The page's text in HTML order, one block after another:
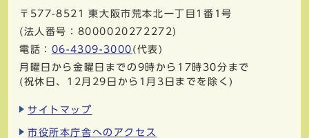
〒577-8521
東大阪市荒本北一丁目1番1号
(法人番号：8000020272272)
電話： 06-4309-3000 (代表)
月曜日から金曜日までの9時から17時30分まで
(祝休日、12月29日から1月3日までを除く)
サイトマップ
市役所本庁舎へのアクセス